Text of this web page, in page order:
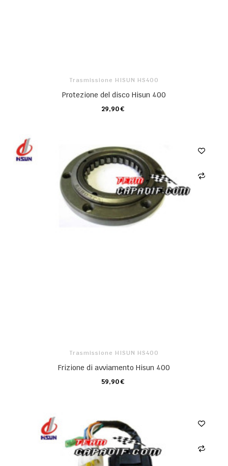
Trasmissione HISUN HS400
Protezione del disco Hisun 400
29,90 €
CARRELLO
Trasmissione HISUN HS400
Frizione di avviamento Hisun 400
59,90 €
CARRELLO